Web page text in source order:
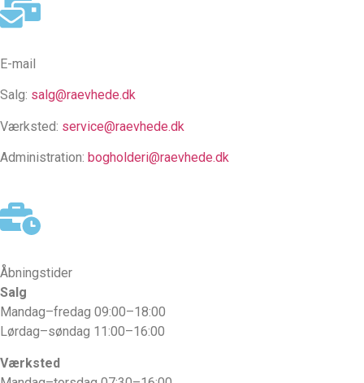
E-mail
Salg: salg@raevhede.dk
Værksted: service@raevhede.dk
Administration: bogholderi@raevhede.dk
Åbningstider
Salg
Mandag–fredag 09:00–18:00
Lørdag–søndag 11:00–16:00
Værksted